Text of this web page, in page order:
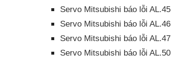
Servo Mitsubishi báo lỗi AL.45
Servo Mitsubishi báo lỗi AL.46
Servo Mitsubishi báo lỗi AL.47
Servo Mitsubishi báo lỗi AL.50